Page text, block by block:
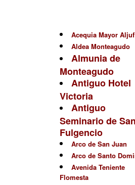
Acequia Mayor
Aldea Monteagudo
Almunia de
Monteagudo
Antiguo Hotel
Victoria
Antiguo
Seminario de
Fulgencio
Arco de San Juan
Arco de Santo
Avenida Teniente
Flomesta